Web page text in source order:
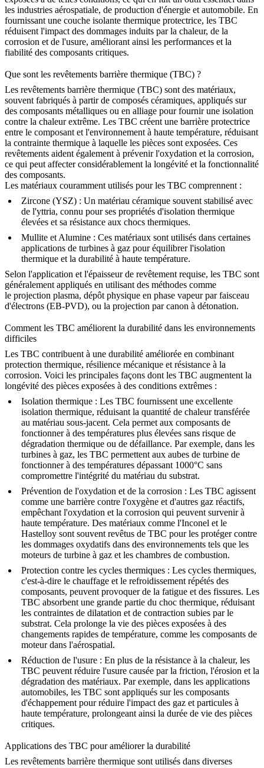
les industries aérospatiale, de production d'énergie et automobile. En
fournissant une couche isolante thermique protectrice, les TBC
réduisent l'impact des dommages induits par la chaleur, de la
corrosion et de l'usure, améliorant ainsi les performances et la
fiabilité des composants critiques.
Que sont les revêtements barrière thermique (TBC) ?
Les revêtements barrière thermique (TBC) sont des matériaux,
souvent fabriqués à partir de composés céramiques, appliqués sur
des composants métalliques ou en alliage pour fournir une isolation
contre la chaleur extrême. Les TBC créent une barrière protectrice
entre le composant et l'environnement à haute température, réduisant
la contrainte thermique à laquelle les pièces sont exposées. Ces
revêtements aident également à prévenir l'oxydation et la corrosion,
ce qui peut affecter considérablement la longévité et la fonctionnalité
des composants.
Les matériaux couramment utilisés pour les TBC comprennent :
Zircone (YSZ) : Un matériau céramique souvent stabilisé avec
de l'yttria, connu pour ses propriétés d'isolation thermique
élevées et sa résistance aux chocs thermiques.
Mullite et Alumine : Ces matériaux sont utilisés dans certaines
applications de turbines à gaz pour équilibrer l'isolation
thermique et la durabilité à haute température.
Selon l'application et l'épaisseur de revêtement requise, les TBC sont
généralement appliqués en utilisant des méthodes comme
le projection plasma, dépôt physique en phase vapeur par faisceau
d'électrons (EB-PVD), ou la projection par canon à détonation.
Comment les TBC améliorent la durabilité dans les environnements
difficiles
Les TBC contribuent à une durabilité améliorée en combinant
protection thermique, résilience mécanique et résistance à la
corrosion. Voici les principales façons dont les TBC augmentent la
longévité des pièces exposées à des conditions extrêmes :
Isolation thermique : Les TBC fournissent une excellente
isolation thermique, réduisant la quantité de chaleur transférée
au matériau sous-jacent. Cela permet aux composants de
fonctionner à des températures plus élevées sans risque de
dégradation thermique ou de défaillance. Par exemple, dans les
turbines à gaz, les TBC permettent aux aubes de turbine de
fonctionner à des températures dépassant 1000°C sans
compromettre l'intégrité du matériau du substrat.
Prévention de l'oxydation et de la corrosion : Les TBC agissent
comme une barrière contre l'oxygène et d'autres gaz réactifs,
empêchant l'oxydation et la corrosion qui peuvent survenir à
haute température. Des matériaux comme l'Inconel et le
Hastelloy sont souvent revêtus de TBC pour les protéger contre
les dommages oxydatifs dans des environnements tels que les
moteurs de turbine à gaz et les chambres de combustion.
Protection contre les cycles thermiques : Les cycles thermiques,
c'est-à-dire le chauffage et le refroidissement répétés des
composants, peuvent provoquer de la fatigue et des fissures. Les
TBC absorbent une grande partie du choc thermique, réduisant
les contraintes de dilatation et de contraction subies par le
substrat. Cela prolonge la vie des pièces exposées à des
changements rapides de température, comme les composants de
moteur dans l'aérospatial.
Réduction de l'usure : En plus de la résistance à la chaleur, les
TBC peuvent réduire l'usure causée par la friction, l'érosion et la
dégradation des matériaux. Par exemple, dans les applications
automobiles, les TBC sont appliqués sur les composants
d'échappement pour réduire l'impact des gaz et particules à
haute température, prolongeant ainsi la durée de vie des pièces
critiques.
Applications des TBC pour améliorer la durabilité
Les revêtements barrière thermique sont utilisés dans diverses